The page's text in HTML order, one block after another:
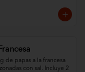
de papas a la francesa
con sal. Incluye 2